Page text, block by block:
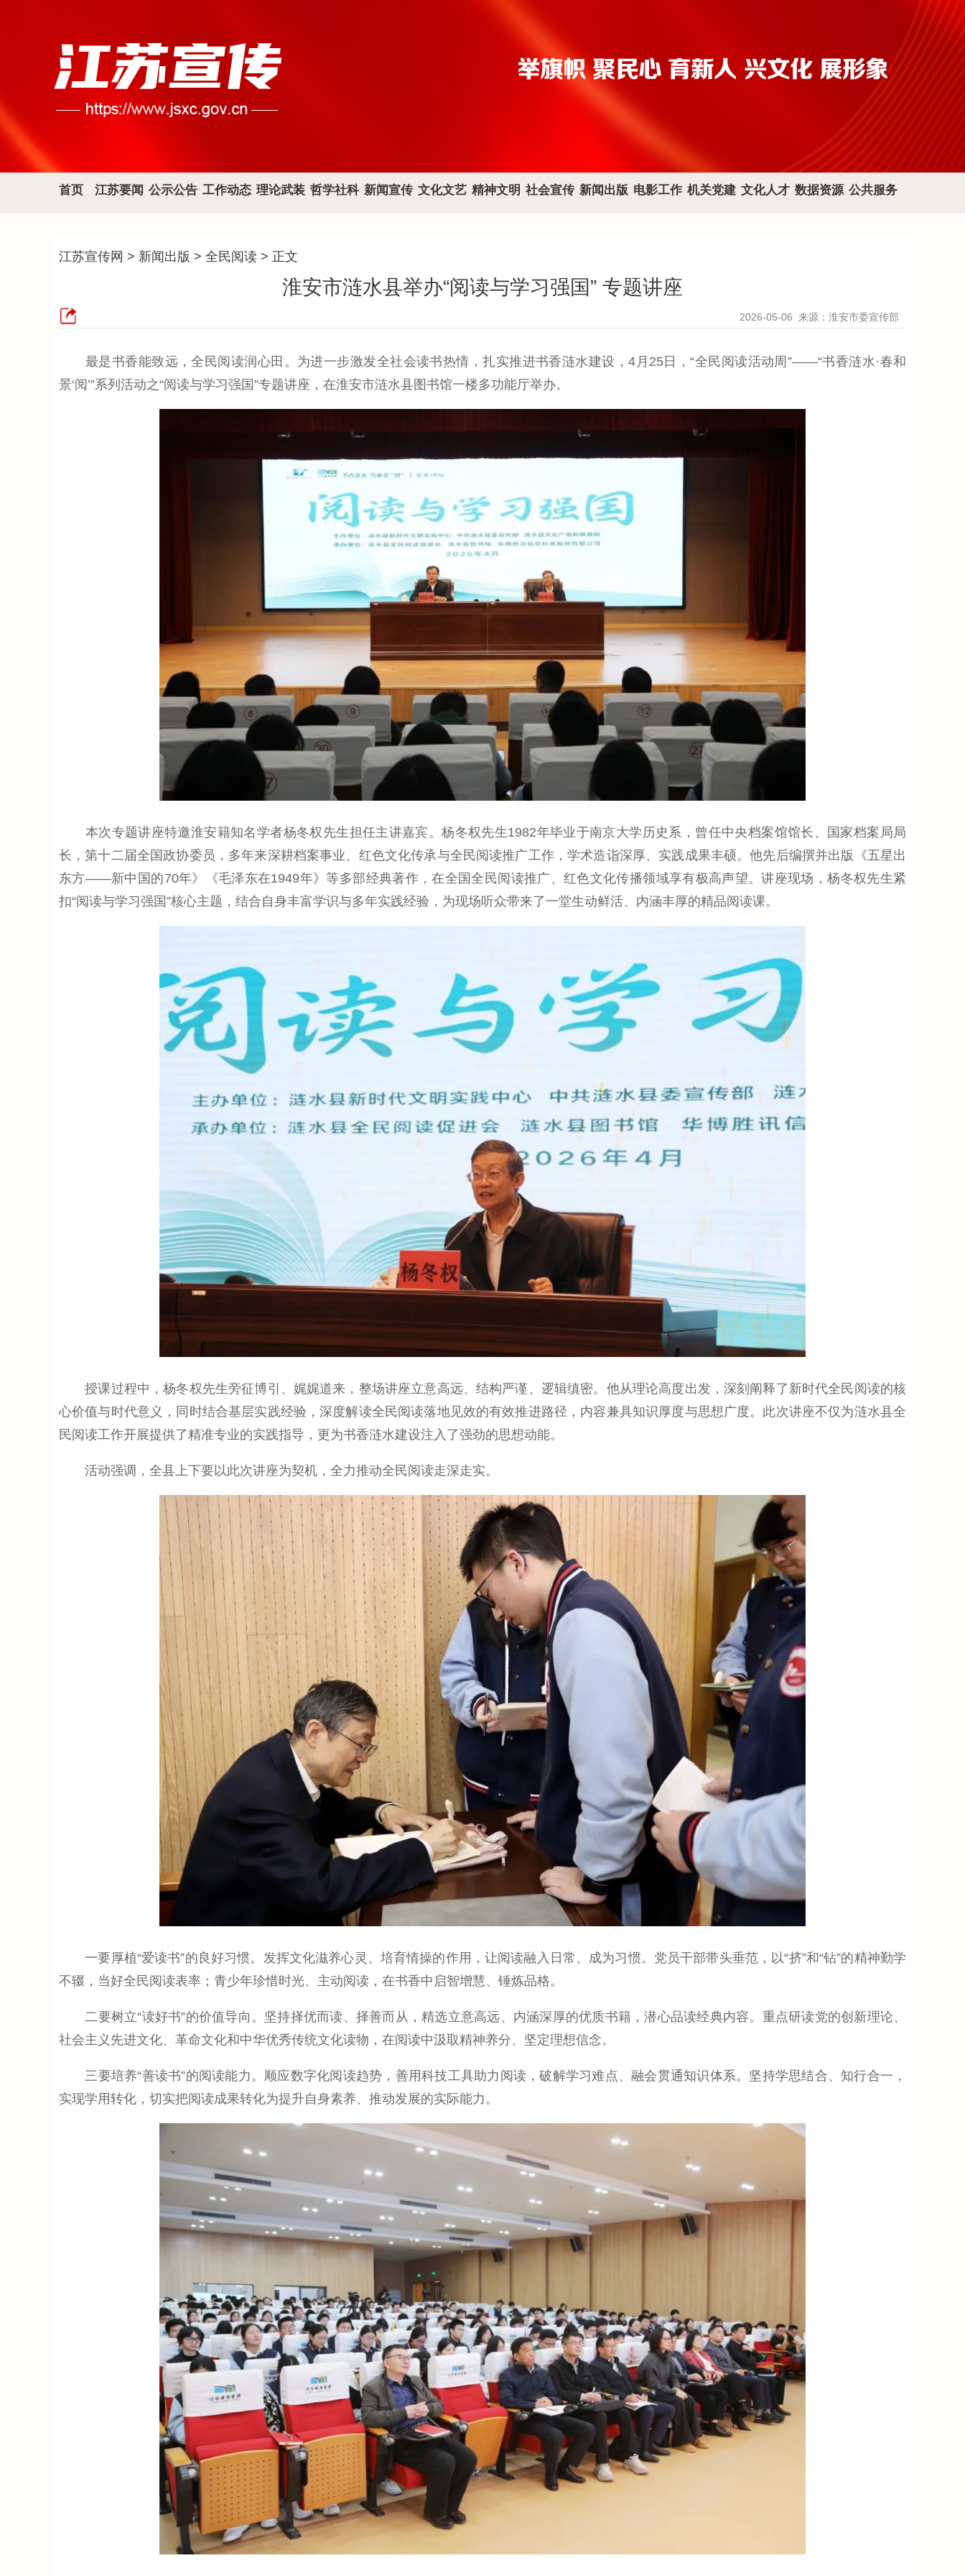
首页 江苏要闻 公示公告 工作动态 理论武装 哲学社科 新闻宣传 文化文艺 精神文明 社会宣传 新闻出版 电影工作 机关党建 文化人才 数据资源 公共服务
江苏宣传网 > 新闻出版 > 全民阅读 > 正文
淮安市涟水县举办“阅读与学习强国” 专题讲座
2026-05-06 来源：淮安市委宣传部
最是书香能致远，全民阅读润心田。为进一步激发全社会读书热情，扎实推进书香涟水建设，4月25日，“全民阅读活动周”——“书香涟水·春和
景‘阅’”系列活动之“阅读与学习强国”专题讲座，在淮安市涟水县图书馆一楼多功能厅举办。
本次专题讲座特邀淮安籍知名学者杨冬权先生担任主讲嘉宾。杨冬权先生1982年毕业于南京大学历史系，曾任中央档案馆馆长、国家档案局局
长，第十二届全国政协委员，多年来深耕档案事业、红色文化传承与全民阅读推广工作，学术造诣深厚、实践成果丰硕。他先后编撰并出版《五星出
东方——新中国的70年》《毛泽东在1949年》等多部经典著作，在全国全民阅读推广、红色文化传播领域享有极高声望。讲座现场，杨冬权先生紧
扣“阅读与学习强国”核心主题，结合自身丰富学识与多年实践经验，为现场听众带来了一堂生动鲜活、内涵丰厚的精品阅读课。
授课过程中，杨冬权先生旁征博引、娓娓道来，整场讲座立意高远、结构严谨、逻辑缜密。他从理论高度出发，深刻阐释了新时代全民阅读的核
心价值与时代意义，同时结合基层实践经验，深度解读全民阅读落地见效的有效推进路径，内容兼具知识厚度与思想广度。此次讲座不仅为涟水县全
民阅读工作开展提供了精准专业的实践指导，更为书香涟水建设注入了强劲的思想动能。
活动强调，全县上下要以此次讲座为契机，全力推动全民阅读走深走实。
一要厚植“爱读书”的良好习惯。发挥文化滋养心灵、培育情操的作用，让阅读融入日常、成为习惯。党员干部带头垂范，以“挤”和“钻”的精神勤学
不辍，当好全民阅读表率；青少年珍惜时光、主动阅读，在书香中启智增慧、锤炼品格。
二要树立“读好书”的价值导向。坚持择优而读、择善而从，精选立意高远、内涵深厚的优质书籍，潜心品读经典内容。重点研读党的创新理论、
社会主义先进文化、革命文化和中华优秀传统文化读物，在阅读中汲取精神养分、坚定理想信念。
三要培养“善读书”的阅读能力。顺应数字化阅读趋势，善用科技工具助力阅读，破解学习难点、融会贯通知识体系。坚持学思结合、知行合一，
实现学用转化，切实把阅读成果转化为提升自身素养、推动发展的实际能力。